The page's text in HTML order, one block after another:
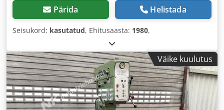
Pärida Helistada
Seisukord: kasutatud, Ehitusaasta: 1980,
Väike kuulutus